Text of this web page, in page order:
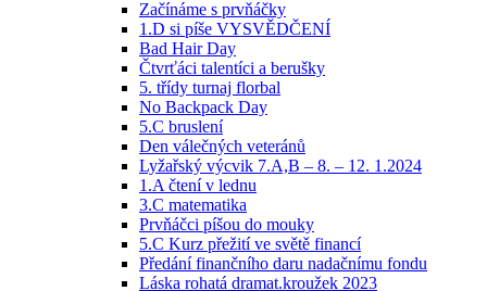
Začínáme s prvňáčky
1.D si píše VYSVĚDČENÍ
Bad Hair Day
Čtvrťáci talentíci a berušky
5. třídy turnaj florbal
No Backpack Day
5.C bruslení
Den válečných veteránů
Lyžařský výcvik 7.A,B – 8. – 12. 1.2024
1.A čtení v lednu
3.C matematika
Prvňáčci píšou do mouky
5.C Kurz přežití ve světě financí
Předání finančního daru nadačnímu fondu
Láska rohatá dramat.kroužek 2023